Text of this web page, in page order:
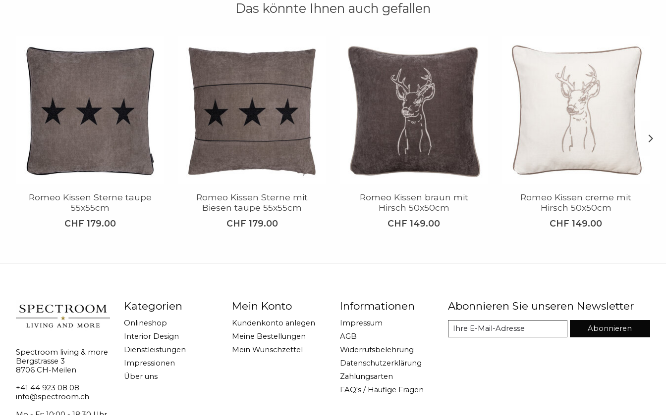
Das könnte Ihnen auch gefallen
Romeo Kissen Sterne taupe
55x55cm
CHF 179.00
Romeo Kissen Sterne mit
Biesen taupe 55x55cm
CHF 179.00
Romeo Kissen braun mit
Hirsch 50x50cm
CHF 149.00
Romeo Kissen creme mit
Hirsch 50x50cm
CHF 149.00
Spectroom living & more
Bergstrasse 3
8706 CH-Meilen
+41 44 923 08 08
info@spectroom.ch
Kategorien
Onlineshop
Interior Design
Dienstleistungen
Impressionen
Über uns
Mein Konto
Kundenkonto anlegen
Meine Bestellungen
Mein Wunschzettel
Informationen
Impressum
AGB
Widerrufsbelehrung
Datenschutzerklärung
Zahlungsarten
FAQ's / Häufige Fragen
Abonnieren Sie unseren Newsletter
Abonnieren